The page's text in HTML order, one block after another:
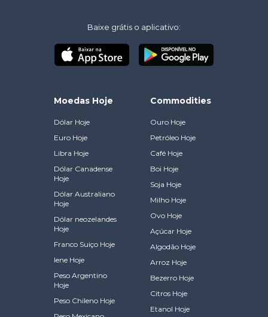
Baixe grátis o aplicativo:
Moedas Hoje
Dólar Hoje
Euro Hoje
Libra Hoje
Dólar Canadense
Hoje
Dólar Australiano
Hoje
Dólar neozelandes
Hoje
Franco Suiço Hoje
Iene Hoje
Peso Argentino
Hoje
Peso Chileno Hoje
Commodities
Ouro Hoje
Petróleo Hoje
Café Hoje
Boi Hoje
Soja Hoje
Milho Hoje
Ovo Hoje
Açúcar Hoje
Algodão Hoje
Arroz Hoje
Bezerro Hoje
Citros Hoje
Etanol Hoje